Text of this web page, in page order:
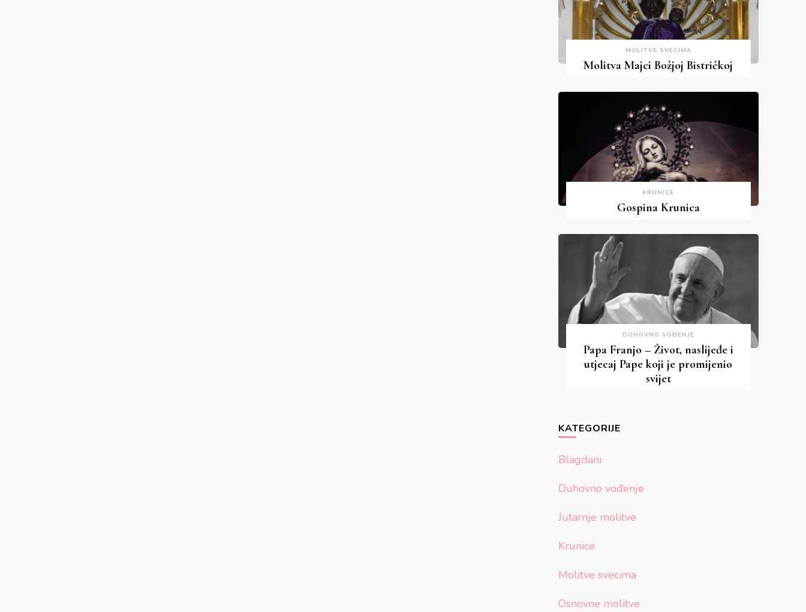
MOLITVE SVECIMA
Molitva Majci Božjoj Bistričkoj
KRUNICE
Gospina Krunica
DUHOVNO VOĐENJE
Papa Franjo – Život, naslijeđe i
utjecaj Pape koji je promijenio
svijet
KATEGORIJE
Blagdani
Duhovno vođenje
Jutarnje molitve
Krunice
Molitve svecima
Osnovne molitve